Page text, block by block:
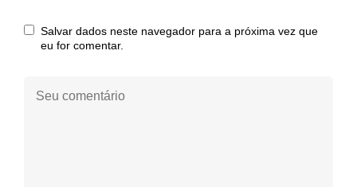
Salvar dados neste navegador para a próxima vez que
eu for comentar.
comentário: